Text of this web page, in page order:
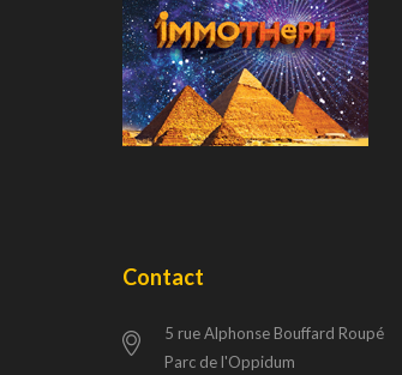
Contact
5 rue Alphonse Bouffard Roupé
Parc de l'Oppidum